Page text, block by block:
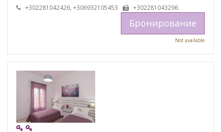
+302281042426, +306932105453 +302281043296
Бронирование
Not available